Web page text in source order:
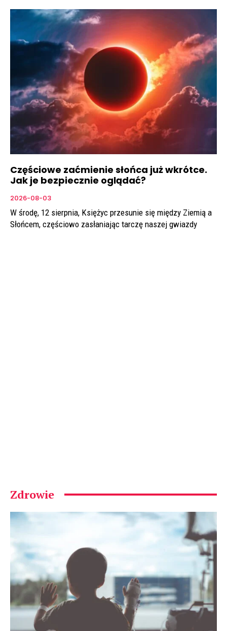
Częściowe zaćmienie słońca już wkrótce.
Jak je bezpiecznie oglądać?
2026-08-03
W środę, 12 sierpnia, Księżyc przesunie się między Ziemią a
Słońcem, częściowo zasłaniając tarczę naszej gwiazdy
Zdrowie